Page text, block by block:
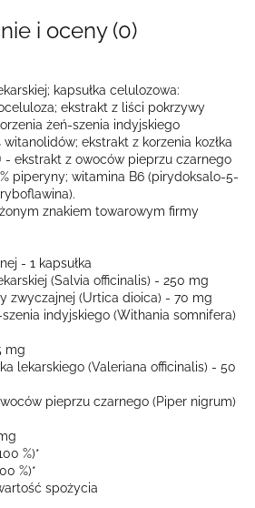
i oceny (0)
kapsułka celulozowa:
ekstrakt z liści pokrzywy
żeń-szenia indyjskiego
ekstrakt z korzenia kozłka
- ekstrakt z owoców pieprzu czarnego
piperyny; witamina B6 (pirydoksalo-5-
znakiem towarowym firmy
- 1 kapsułka
(Salvia officinalis) - 250 mg
zwyczajnej (Urtica dioica) - 70 mg
indyjskiego (Withania somnifera)
mg
lekarskiego (Valeriana officinalis) - 50
pieprzu czarnego (Piper nigrum)
%)*
%)*
spożycia